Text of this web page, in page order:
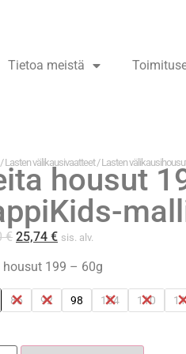
Tietoa meistä
/Lasten välikausivaatteet/Lasten
housut
€ 25,74 € sis. alv.
housut 199 – 60g
86 92 98 104 110